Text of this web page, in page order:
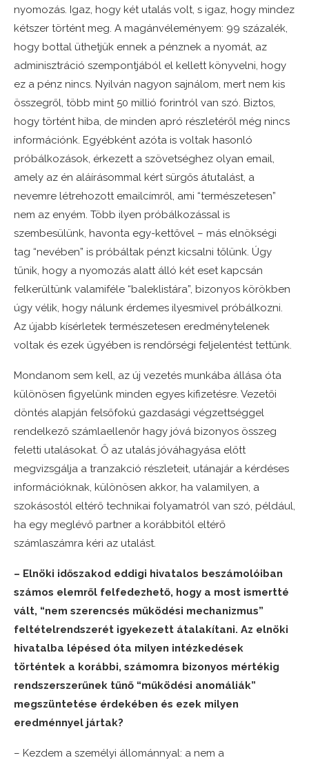
nyomozás. Igaz, hogy két utalás volt, s igaz, hogy mindez
kétszer történt meg. A magánvéleményem: 99 százalék,
hogy bottal üthetjük ennek a pénznek a nyomát, az
adminisztráció szempontjából el kellett könyvelni, hogy
ez a pénz nincs. Nyilván nagyon sajnálom, mert nem kis
összegről, több mint 50 millió forintról van szó. Biztos,
hogy történt hiba, de minden apró részletéről még nincs
információnk. Egyébként azóta is voltak hasonló
próbálkozások, érkezett a szövetséghez olyan email,
amely az én aláírásommal kért sürgős átutalást, a
nevemre létrehozott emailcímről, ami “természetesen”
nem az enyém. Több ilyen próbálkozással is
szembesülünk, havonta egy-kettővel – más elnökségi
tag “nevében” is próbáltak pénzt kicsalni tőlünk. Úgy
tűnik, hogy a nyomozás alatt álló két eset kapcsán
felkerültünk valamiféle “baleklistára”, bizonyos körökben
úgy vélik, hogy nálunk érdemes ilyesmivel próbálkozni.
Az újabb kísérletek természetesen eredménytelenek
voltak és ezek ügyében is rendőrségi feljelentést tettünk.
Mondanom sem kell, az új vezetés munkába állása óta
különösen figyelünk minden egyes kifizetésre. Vezetői
döntés alapján felsőfokú gazdasági végzettséggel
rendelkező számlaellenőr hagy jóvá bizonyos összeg
feletti utalásokat. Ő az utalás jóváhagyása előtt
megvizsgálja a tranzakció részleteit, utánajár a kérdéses
információknak, különösen akkor, ha valamilyen, a
szokásostól eltérő technikai folyamatról van szó, például,
ha egy meglévő partner a korábbitól eltérő
számlaszámra kéri az utalást.
– Elnöki időszakod eddigi hivatalos beszámolóiban
számos elemről felfedezhető, hogy a most ismertté
vált, “nem szerencsés működési mechanizmus”
feltételrendszerét igyekezett átalakítani. Az elnöki
hivatalba lépésed óta milyen intézkedések
történtek a korábbi, számomra bizonyos mértékig
rendszerszerűnek tűnő “működési anomáliák”
megszüntetése érdekében és ezek milyen
eredménnyel jártak?
– Kezdem a személyi állománnyal: a nem a